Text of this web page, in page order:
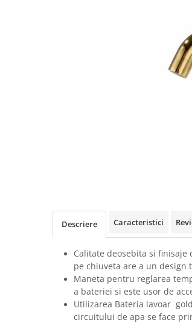
Descriere Caracteristici
Calitate deosebita si
pe chiuveta are a un design
Maneta pentru reglarea
a bateriei si este usor de
Utilizarea Bateria lavoar
circuitului de apa se face